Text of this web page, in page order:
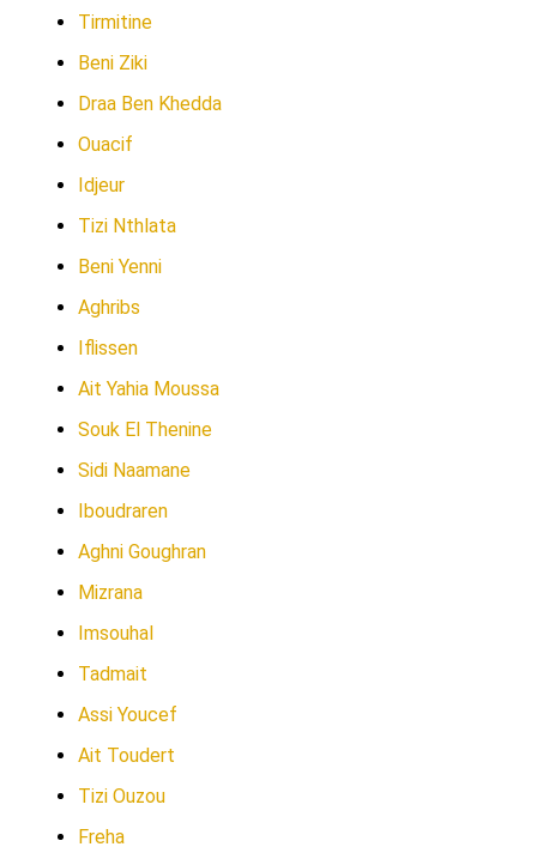
Tirmitine
Beni Ziki
Draa Ben Khedda
Ouacif
Idjeur
Tizi Nthlata
Beni Yenni
Aghribs
Iflissen
Ait Yahia Moussa
Souk El Thenine
Sidi Naamane
Iboudraren
Aghni Goughran
Mizrana
Imsouhal
Tadmait
Assi Youcef
Ait Toudert
Tizi Ouzou
Freha